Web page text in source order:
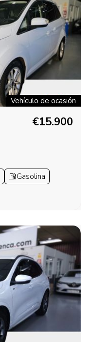
Vehículo de ocasión
€15.900
Gasolina